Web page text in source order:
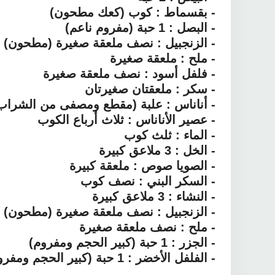
- بقسماط : كوب (كعك مطحون)
- البصل : 1 حبة (مفروم ناعم)
- الزنجبيل : نصف ملعقة صغيرة (مطحون)
- ملح : ملعقة صغيرة
- فلفل أسود : نصف ملعقة صغيرة
- سكر : ملعقتان صغيرتان
- أناناس : علبة (مقطع ومصفى من
- عصير الأناناس : ثلاث أرباع الكوب
- الماء : ثلث كوب
- الخل : 3 ملاعق كبيرة
- الصويا صوص : ملعقة كبيرة
- السكر البني : نصف كوب
- النشاء : 3 ملاعق كبيرة
- الزنجبيل : نصف ملعقة صغيرة (مطحون)
- ملح : نصف ملعقة صغيرة
- الجزر : 1 حبة (كبير الحجم ومفروم)
- الفلفل الأخضر : 1 حبة (كبير الحجم ومفروم)